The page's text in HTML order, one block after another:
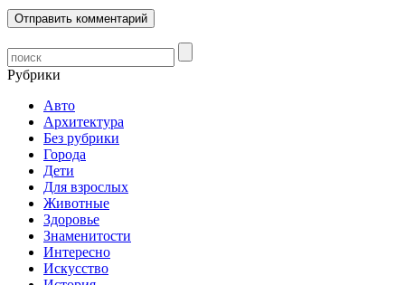
Рубрики
Авто
Архитектура
Без рубрики
Города
Дети
Для взрослых
Животные
Здоровье
Знаменитости
Интересно
Искусство